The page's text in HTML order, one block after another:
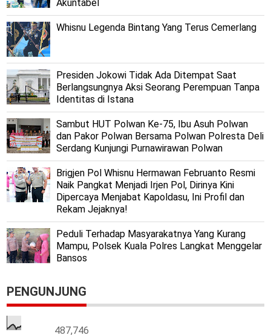
Akuntabel
Whisnu Legenda Bintang Yang Terus Cemerlang
Presiden Jokowi Tidak Ada Ditempat Saat
Berlangsungnya Aksi Seorang Perempuan Tanpa
Identitas di Istana
Sambut HUT Polwan Ke-75, Ibu Asuh Polwan
dan Pakor Polwan Bersama Polwan Polresta Deli
Serdang Kunjungi Purnawirawan Polwan
Brigjen Pol Whisnu Hermawan Februanto Resmi
Naik Pangkat Menjadi Irjen Pol, Dirinya Kini
Dipercaya Menjabat Kapoldasu, Ini Profil dan
Rekam Jejaknya!
Peduli Terhadap Masyarakatnya Yang Kurang
Mampu, Polsek Kuala Polres Langkat Menggelar
Bansos
PENGUNJUNG
487,746